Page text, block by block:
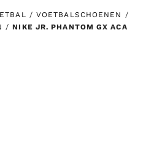
/ VOETBALSCHOENEN /
/NIKE JR. PHANTOM GX ACA